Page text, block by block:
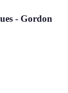
- Gordon